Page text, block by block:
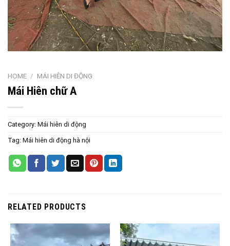
HOME / MÁI HIÊN DI ĐỘNG
Mái Hiên chữ A
Category: Mái hiên di động
Tag: Mái hiên di động hà nội
RELATED PRODUCTS